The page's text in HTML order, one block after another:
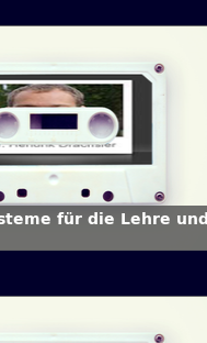
für die Lehre und